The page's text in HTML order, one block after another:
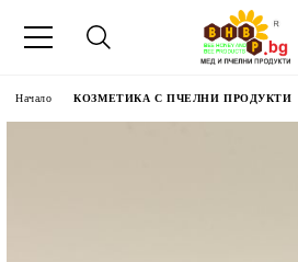
Начало КОЗМЕТИКА С ПЧЕЛНИ ПРОДУКТИ